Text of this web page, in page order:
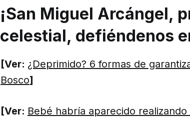
¡San Miguel Arcángel,
celestial, defiéndenos
[Ver: ¿Deprimido? 6 formas de
Bosco]
[Ver: Bebé habría aparecido